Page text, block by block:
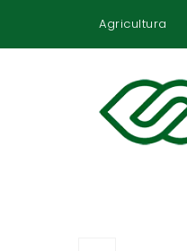
Agricultura